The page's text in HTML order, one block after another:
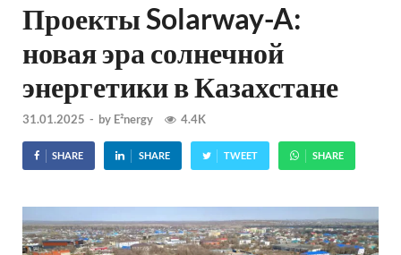
Проекты Solarway-A:
новая эра солнечной
энергетики в Казахстане
31.01.2025 - by E²nergy 4.4K
SHARE SHARE TWEET SHARE